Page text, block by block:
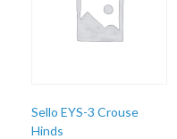
Sello EYS-3 Crouse
Hinds